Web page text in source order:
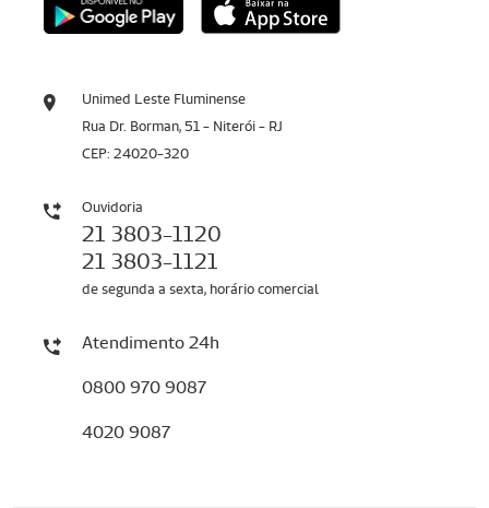
Unimed Leste Fluminense
Rua Dr. Borman, 51 - Niterói - RJ
CEP: 24020-320
Ouvidoria
21 3803-1120
21 3803-1121
de segunda a sexta, horário comercial
Atendimento 24h
0800 970 9087
4020 9087